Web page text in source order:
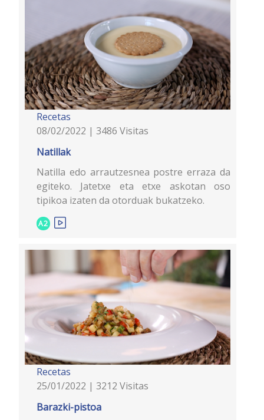
Recetas
08/02/2022 | 3486 Visitas
Natillak
Natilla edo arrautzesnea postre erraza da
egiteko. Jatetxe eta etxe askotan oso
tipikoa izaten da otorduak bukatzeko.
A2
Recetas
25/01/2022 | 3212 Visitas
Barazki-pistoa